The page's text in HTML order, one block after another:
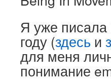
Я уже писала
году (здесь и
для меня
понимание